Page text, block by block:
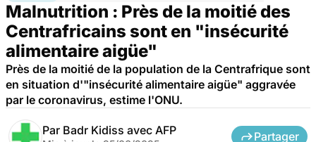
Malnutrition : Près de la moitié des
Centrafricains sont en "insécurité
alimentaire aigüe"
Près de la moitié de la population de la Centrafrique sont
en situation d'"insécurité alimentaire aigüe" aggravée
par le coronavirus, estime l'ONU.
Par Badr Kidiss avec AFP Partager